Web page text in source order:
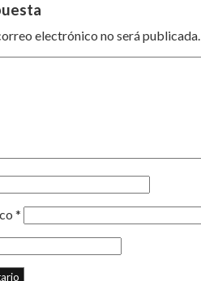
electrónico no será publicada.
*